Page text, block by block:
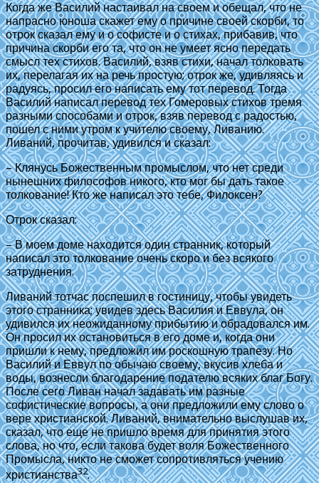
Когда же Василий настаивал на своем и обещал, что не
напрасно юноша скажет ему о причине своей скорби, то
отрок сказал ему и о софисте и о стихах, прибавив, что
причина скорби его та, что он не умеет ясно передать
смысл тех стихов. Василий, взяв стихи, начал толковать
их, перелагая их на речь простую; отрок же, удивляясь и
радуясь, просил его написать ему тот перевод. Тогда
Василий написал перевод тех Гомеровых стихов тремя
разными способами и отрок, взяв перевод с радостью,
пошел с ними утром к учителю своему, Ливанию.
Ливаний, прочитав, удивился и сказал:
– Клянусь Божественным промыслом, что нет среди
нынешних философов никого, кто мог бы дать такое
толкование! Кто же написал это тебе, Филоксен?
Отрок сказал:
– В моем доме находится один странник, который
написал это толкование очень скоро и без всякого
затруднения.
Ливаний тотчас поспешил в гостиницу, чтобы увидеть
этого странника; увидев здесь Василия и Еввула, он
удивился их неожиданному прибытию и обрадовался им.
Он просил их остановиться в его доме и, когда они
пришли к нему, предложил им роскошную трапезу. Но
Василий и Еввул по обычаю своему, вкусив хлеба и
воды, вознесли благодарение подателю всяких благ Богу.
После сего Ливан начал задавать им разные
софистические вопросы, а они предложили ему слово о
вере христианской. Ливаний, внимательно выслушав их,
сказал, что еще не пришло время для принятия этого
слова, но что, если такова будет воля Божественного
Промысла, никто не сможет сопротивляться учению
христианства32.